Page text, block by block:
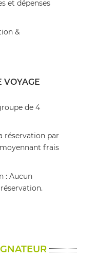
et dépenses
&
VOYAGE
de 4
réservation par
frais
: Aucun